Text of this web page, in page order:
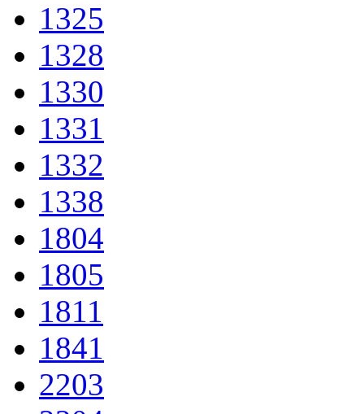
1325
1328
1330
1331
1332
1338
1804
1805
1811
1841
2203